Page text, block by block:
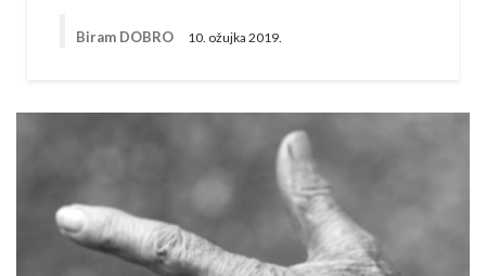
Biram DOBRO 10. ožujka 2019.